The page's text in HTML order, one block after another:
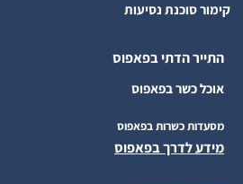
קימור סוכנת נסיעות
התייר הדתי בפאפוס
אוכל כשר בפאפוס
מסעדות כשרות בפאפוס
מידע לדרך בפאפוס